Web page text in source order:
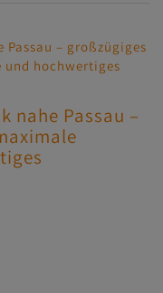
nahe Passau –